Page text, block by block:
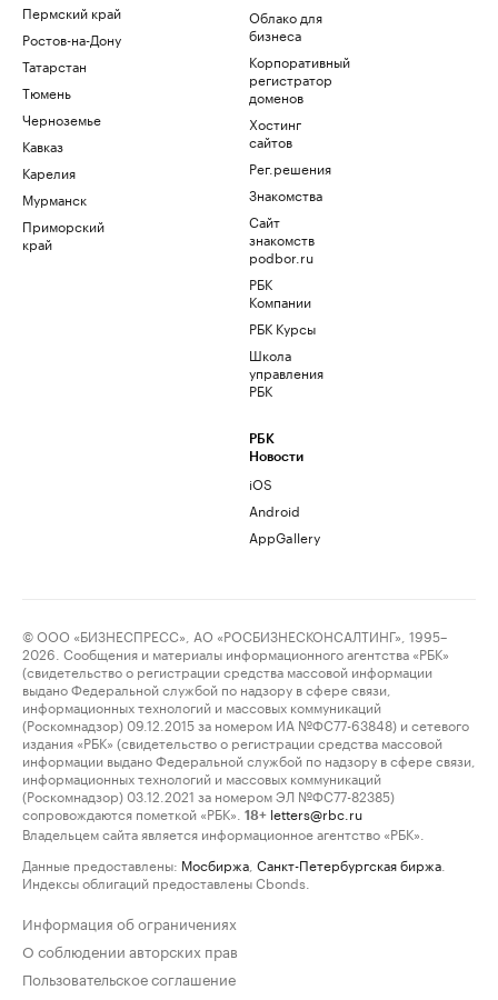
Пермский край
Ростов-на-Дону
Татарстан
Тюмень
Черноземье
Кавказ
Карелия
Мурманск
Приморский
край
Облако для
бизнеса
Корпоративный
регистратор
доменов
Хостинг
сайтов
Рег.решения
Знакомства
Сайт
знакомств
podbor.ru
РБК
Компании
РБК Курсы
Школа
управления
РБК
РБК
Новости
iOS
Android
AppGallery
© ООО «БИЗНЕСПРЕСС», АО «РОСБИЗНЕСКОНСАЛТИНГ», 1995–
2026. Сообщения и материалы информационного агентства «РБК»
(свидетельство о регистрации средства массовой информации
выдано Федеральной службой по надзору в сфере связи,
информационных технологий и массовых коммуникаций
(Роскомнадзор) 09.12.2015 за номером ИА №ФС77-63848) и сетевого
издания «РБК» (свидетельство о регистрации средства массовой
информации выдано Федеральной службой по надзору в сфере связи,
информационных технологий и массовых коммуникаций
(Роскомнадзор) 03.12.2021 за номером ЭЛ №ФС77-82385)
сопровождаются пометкой «РБК».
18+ letters@rbc.ru
Владельцем сайта является информационное агентство «РБК».
Данные предоставлены: Мосбиржа Санкт-Петербургская биржа
Индексы облигаций предоставлены Cbonds.
Информация об ограничениях
О соблюдении авторских прав
Пользовательское соглашение